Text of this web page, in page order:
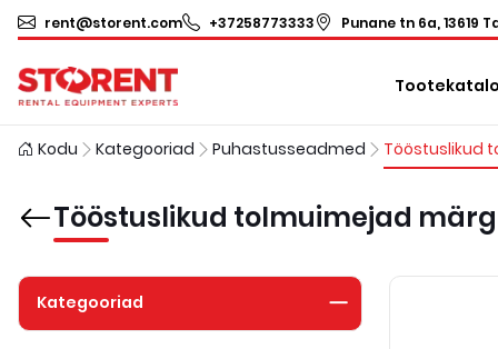
rent@storent.com +37258773333 Punane tn 6a, 13619
Kodu Kategooriad Puhastusseadmed
Tööstuslikud tolmuimejad
Kategooriad